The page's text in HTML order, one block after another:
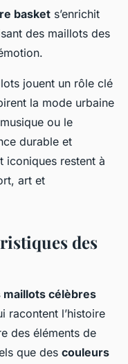
basket s’enrichit
des maillots des
jouent un rôle clé
la mode urbaine
ou le
durable et
iconiques restent à
art et
des
célèbres
racontent l’histoire
des éléments de
que des couleurs